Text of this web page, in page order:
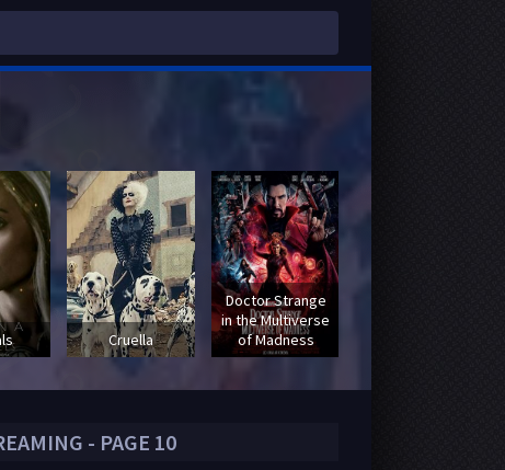
- PAGE 10
Cruella
Doctor Strange
in the Multiverse
of Madness